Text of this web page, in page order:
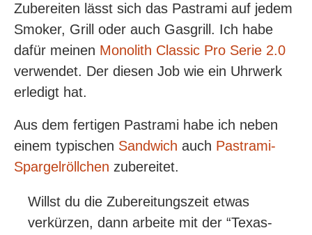
Zubereiten lässt sich das Pastrami auf jedem
Smoker, Grill oder auch Gasgrill. Ich habe
dafür meinen Monolith Classic Pro Serie 2.0
verwendet. Der diesen Job wie ein Uhrwerk
erledigt hat.
Aus dem fertigen Pastrami habe ich neben
einem typischen Sandwich auch Pastrami-
Spargelröllchen zubereitet.
Willst du die Zubereitungszeit etwas
verkürzen, dann arbeite mit der “Texas-